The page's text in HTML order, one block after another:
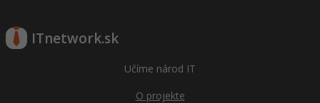
ITnetwork.sk
Učíme národ IT
O projekte